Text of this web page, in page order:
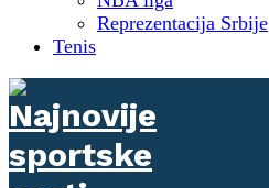
Reprezentacija Srbije
Tenis